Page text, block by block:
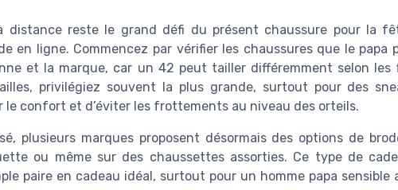
distance reste le grand défi du présent chaussure pour la
en ligne. Commencez par vérifier les chaussures que le papa
et la marque, car un 42 peut tailler différemment selon les
privilégiez souvent la plus grande, surtout pour des
le confort et d’éviter les frottements au niveau des orteils.
plusieurs marques proposent désormais des options de
ou même sur des chaussettes assorties. Ce type de
paire en cadeau idéal, surtout pour un homme papa sensible